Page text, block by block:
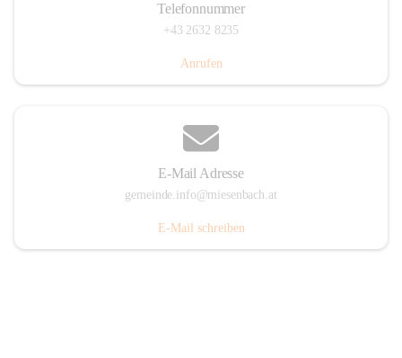
Telefonnummer
+43 2632 8235
Anrufen
E-Mail Adresse
gemeinde.info@miesenbach.at
E-Mail schreiben